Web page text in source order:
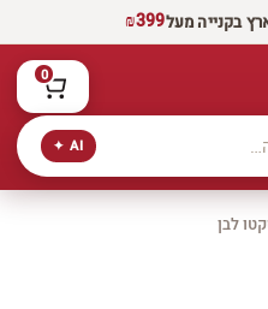
בקנייה מעל₪399
AI ✦
0
לבן